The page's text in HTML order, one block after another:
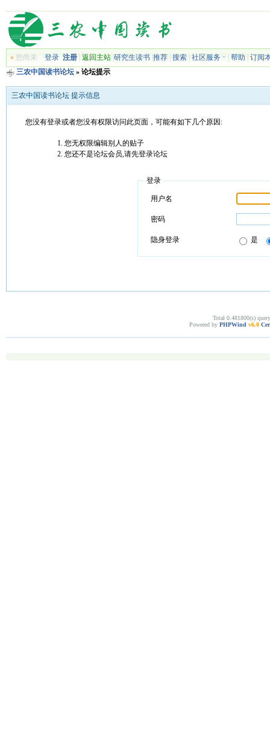
»您尚未 登录 注册| 返回主站| 研究生读书| 推荐| 搜索| 社区服务 帮助
订阅
三农中国读书论坛» 论坛提示
三农中国读书论坛 提示信息
您没有登录或者您没有权限访问此页面，可能有如下几个原因:
您无权限编辑别人的贴子
您还不是论坛会员,请先登录论坛
登录
用户名
密码
隐身登录 是
Total 0.481800(s)
Powered by PHPWind v6.0